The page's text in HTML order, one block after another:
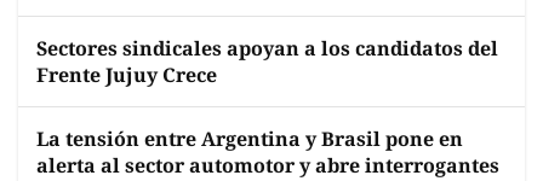
Sectores sindicales apoyan a los candidatos del
Frente Jujuy Crece
La tensión entre Argentina y Brasil pone en
alerta al sector automotor y abre interrogantes